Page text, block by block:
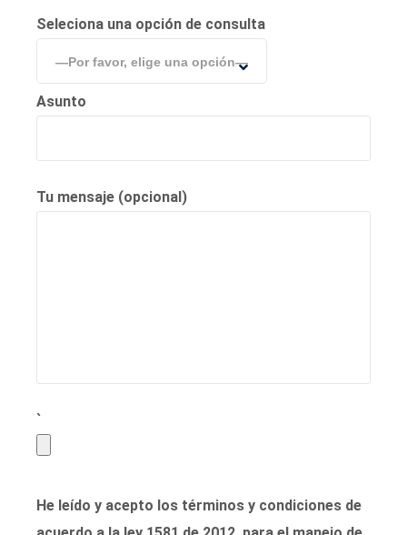
Seleciona una opción de consulta
—Por favor, elige una opción—
Asunto
Tu mensaje (opcional)
`
He leído y acepto los términos y condiciones de